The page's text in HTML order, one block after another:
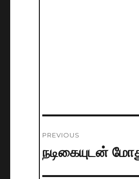
navigation
PREVIOUS
Previous
நடிகையுடன்